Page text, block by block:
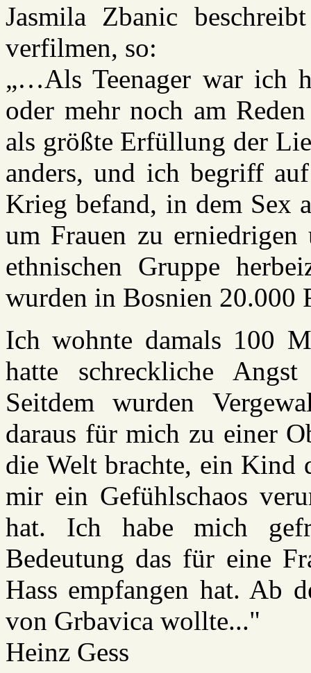
Jasmila Zbanic
verfilmen, so:
„…Als Teenager war ich
oder mehr noch am
als größte Erfüllung der
anders, und ich begriff
Krieg befand, in dem Sex
um Frauen zu
ethnischen Gruppe
wurden in Bosnien 20.000
Ich wohnte damals 100
hatte schreckliche
Seitdem wurden
daraus für mich zu einer
die Welt brachte, ein Kind
mir ein Gefühlschaos
hat. Ich habe mich
Bedeutung das für eine
Hass empfangen hat. Ab
von Grbavica wollte..."
Heinz Gess